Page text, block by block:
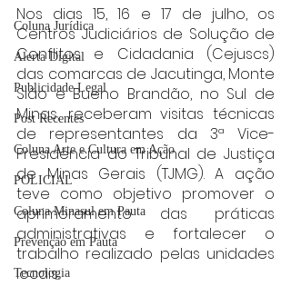
Coluna Jurídica
Alerta Digital
Publicidade Legal
Post Recentes
Coluna Arte e Cultura em Ação
POLICIAL
Coluna Minasul em Pauta
Prevenção em Pauta
Tecnologia
Nos dias 15, 16 e 17 de julho, os
Centros Judiciários de Solução de
Conflitos e Cidadania (Cejuscs)
das comarcas de Jacutinga, Monte
Sião e Bueno Brandão, no Sul de
Minas, receberam visitas técnicas
de representantes da 3ª Vice-
Presidência do Tribunal de Justiça
de Minas Gerais (TJMG). A ação
teve como objetivo promover o
aprimoramento das práticas
administrativas e fortalecer o
trabalho realizado pelas unidades
locais.